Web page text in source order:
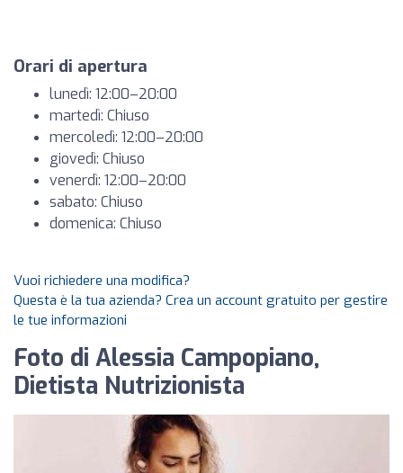
Orari di apertura
lunedì: 12:00–20:00
martedì: Chiuso
mercoledì: 12:00–20:00
giovedì: Chiuso
venerdì: 12:00–20:00
sabato: Chiuso
domenica: Chiuso
Vuoi richiedere una modifica?
Questa è la tua azienda? Crea un account gratuito per gestire
le tue informazioni
Foto di Alessia Campopiano,
Dietista Nutrizionista